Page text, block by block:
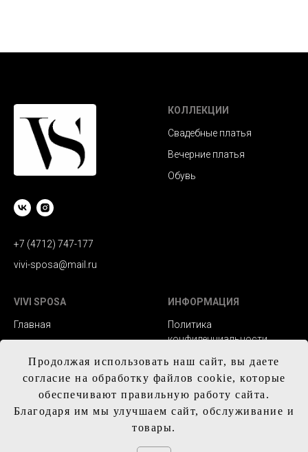
Продолжая использовать наш сайт, вы даете
согласие на обработку файлов cookie, которые
обеспечивают правильную работу сайта.
Благодаря им мы улучшаем сайт, обслуживание и
товары.
+7 (4712) 747-177
vivi-sposa@mail.ru
КОЛЛЕКЦИИ
Свадебные платья
Вечерние платья
Обувь
VIVI SPOSA
Главная
Контакты
ИНФОРМАЦИЯ
Политика
конфиденциальности
Заказ и сроки
изготовления
Доставка
Обмен и возврат